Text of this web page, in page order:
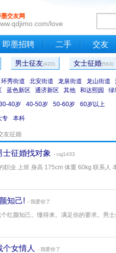
交友网
love
即墨招聘 二手 交友
男士征友(420) 女士征婚(563)
环秀街道 北安街道 龙泉街道 龙山街道
蓝色新区 通济新区 其他 和达熙园
绿
40岁 40-50岁 50-60岁
60岁以上
专 本科
友征婚
士征婚找对象 - cqj1433
职业 上班 身高 175cm 体重 60kg 联系人
知己! - 我爱你了
红颜知己。懂得来。满足你的要求。男士
个女情人 - 我爱你了